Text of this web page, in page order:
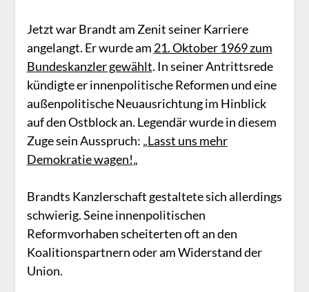
Jetzt war Brandt am Zenit seiner Karriere
angelangt. Er wurde am 21. Oktober 1969 zum
Bundeskanzler gewählt. In seiner Antrittsrede
kündigte er innenpolitische Reformen und eine
außenpolitische Neuausrichtung im Hinblick
auf den Ostblock an. Legendär wurde in diesem
Zuge sein Ausspruch: „Lasst uns mehr
Demokratie wagen!„
Brandts Kanzlerschaft gestaltete sich allerdings
schwierig. Seine innenpolitischen
Reformvorhaben scheiterten oft an den
Koalitionspartnern oder am Widerstand der
Union.